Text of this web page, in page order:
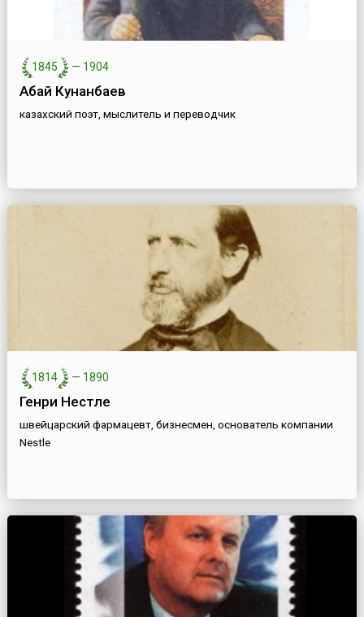
1845 — 1904
Абай Кунанбаев
казахский поэт, мыслитель и переводчик
1814 — 1890
Генри Нестле
швейцарский фармацевт, бизнесмен, основатель компании
Nestle